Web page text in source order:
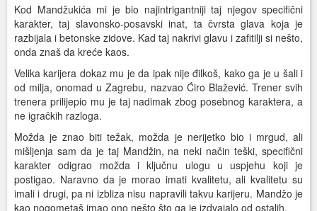
Kod Mandžukića mi je bio najintrigantniji taj njegov specifični
karakter, taj slavonsko-posavski inat, ta čvrsta glava koja je
razbijala i betonske zidove. Kad taj nakrivi glavu i zafitilji si nešto,
onda znaš da kreće kaos.
Velika karijera dokaz mu je da ipak nije đilkoš, kako ga je u šali i
od milja, onomad u Zagrebu, nazvao Ćiro Blažević. Trener svih
trenera prilijepio mu je taj nadimak zbog posebnog karaktera, a
ne igračkih razloga.
Možda je znao biti težak, možda je nerijetko bio i mrgud, ali
mišljenja sam da je taj Mandžin, na neki način teški, specifični
karakter odigrao možda i ključnu ulogu u uspjehu koji je
postigao. Naravno da je morao imati kvalitetu, ali kvalitetu su
imali i drugi, pa ni izbliza nisu napravili takvu karijeru. Mandžo je
kao nogometaš imao ono nešto što ga je izdvajalo od ostalih.